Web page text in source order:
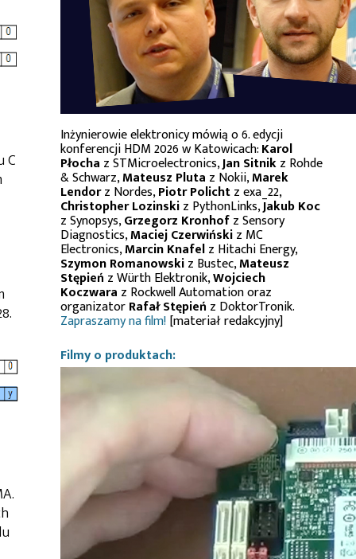
C
Inżynierowie elektronicy mówią o 6. edycji
konferencji HDM 2026 w Katowicach:Karol
Płocha z STMicroelectronics,Jan Sitnikz Rohde
& Schwarz,Mateusz Pluta z Nokii,Marek
Lendorz Nordes,Piotr Polichtz exa_22,
Christopher Lozinskiz PythonLinks,Jakub Koc
z Synopsys,Grzegorz Kronhofz Sensory
Diagnostics,Maciej Czerwińskiz MC
Electronics,Marcin Knafelz Hitachi Energy,
Szymon Romanowskiz Bustec,Mateusz
Stępień z Würth Elektronik,Wojciech
Koczwara z Rockwell Automation oraz
organizatorRafał Stępień z DoktorTronik.
Zapraszamy na film![materiał redakcyjny]
Filmy o produktach: